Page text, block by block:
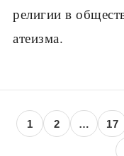
религии в
атеизма.
1 2 … 17